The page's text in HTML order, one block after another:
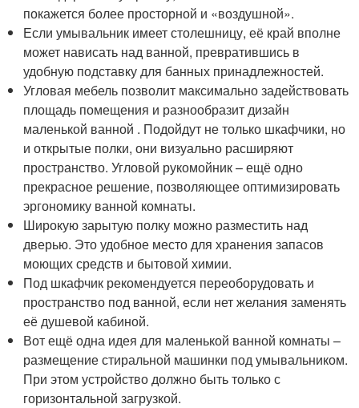
покажется более просторной и «воздушной».
Если умывальник имеет столешницу, её край вполне
может нависать над ванной, превратившись в
удобную подставку для банных принадлежностей.
Угловая мебель позволит максимально задействовать
площадь помещения и разнообразит дизайн
маленькой ванной . Подойдут не только шкафчики, но
и открытые полки, они визуально расширяют
пространство. Угловой рукомойник – ещё одно
прекрасное решение, позволяющее оптимизировать
эргономику ванной комнаты.
Широкую зарытую полку можно разместить над
дверью. Это удобное место для хранения запасов
моющих средств и бытовой химии.
Под шкафчик рекомендуется переоборудовать и
пространство под ванной, если нет желания заменять
её душевой кабиной.
Вот ещё одна идея для маленькой ванной комнаты –
размещение стиральной машинки под умывальником.
При этом устройство должно быть только с
горизонтальной загрузкой.